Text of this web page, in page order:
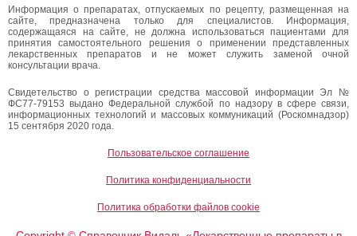
Информация о препаратах, отпускаемых по рецепту, размещенная на
сайте, предназначена только для специалистов. Информация,
содержащаяся на сайте, не должна использоваться пациентами для
принятия самостоятельного решения о применении представленных
лекарственных препаратов и не может служить заменой очной
консультации врача.
Свидетельство о регистрации средства массовой информации Эл №
ФС77-79153 выдано Федеральной службой по надзору в сфере связи,
информационных технологий и массовых коммуникаций (Роскомнадзор)
15 сентября 2020 года.
Пользовательское соглашение
Политика конфиденциальности
Политика обработки файлов cookie